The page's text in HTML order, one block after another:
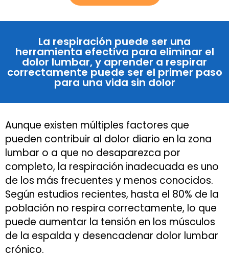
La respiración puede ser una
herramienta efectiva para eliminar el
dolor lumbar, y aprender a respirar
correctamente puede ser el primer paso
para una vida sin dolor
Aunque existen múltiples factores que
pueden contribuir al dolor diario en la zona
lumbar o a que no desaparezca por
completo, la respiración inadecuada es uno
de los más frecuentes y menos conocidos.
Según estudios recientes, hasta el 80% de la
población no respira correctamente, lo que
puede aumentar la tensión en los músculos
de la espalda y desencadenar dolor lumbar
crónico.